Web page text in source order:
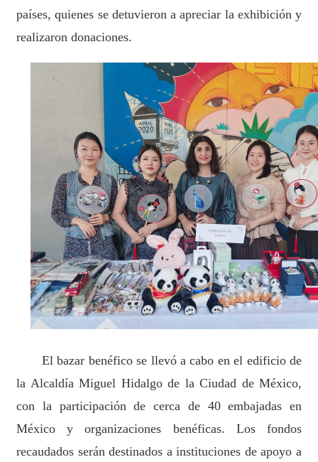
países, quienes se detuvieron a apreciar la exhibición y
realizaron donaciones.
El bazar benéfico se llevó a cabo en el edificio de
la Alcaldía Miguel Hidalgo de la Ciudad de México,
con la participación de cerca de 40 embajadas en
México y organizaciones benéficas. Los fondos
recaudados serán destinados a instituciones de apoyo a